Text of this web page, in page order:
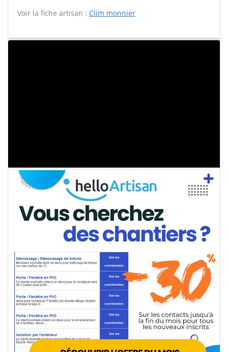
Voir la fiche artisan : Clim monnier